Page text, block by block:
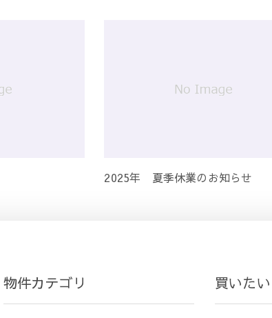
2025年 夏季休業のお知らせ
物件カテゴリ 買いた